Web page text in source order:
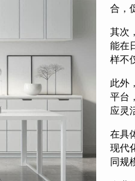
合，
其次
能在
样不
此外
平台
应灵
在具
现代
同规